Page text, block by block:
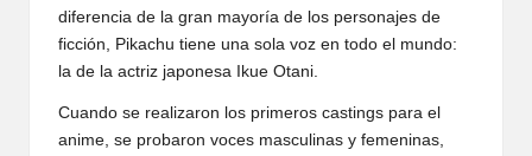
diferencia de la gran mayoría de los personajes de
ficción, Pikachu tiene una sola voz en todo el mundo:
la de la actriz japonesa Ikue Otani.
Cuando se realizaron los primeros castings para el
anime, se probaron voces masculinas y femeninas,